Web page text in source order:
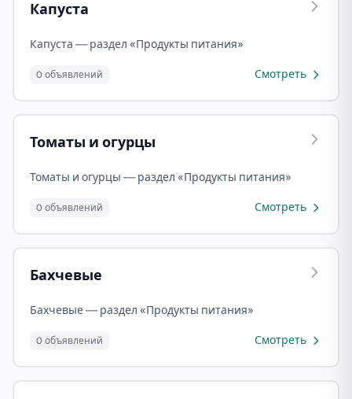
Капуста
Капуста — раздел «Продукты питания»
0 объявлений Смотреть
Томаты и огурцы
Томаты и огурцы — раздел «Продукты питания»
0 объявлений Смотреть
Бахчевые
Бахчевые — раздел «Продукты питания»
0 объявлений Смотреть